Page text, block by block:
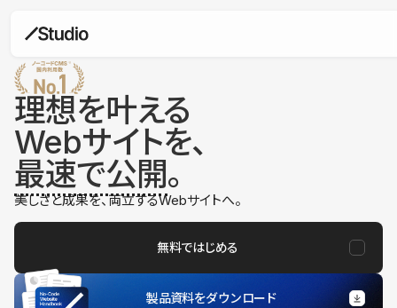
理想を叶える
Webサイトを、
最速で公開。
美しさと成果を、両立するWebサイトへ。
無料ではじめる
製品資料をダウンロード